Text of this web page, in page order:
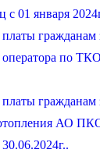
с 01 января
платы гражданам
оператора по
платы гражданам
АО